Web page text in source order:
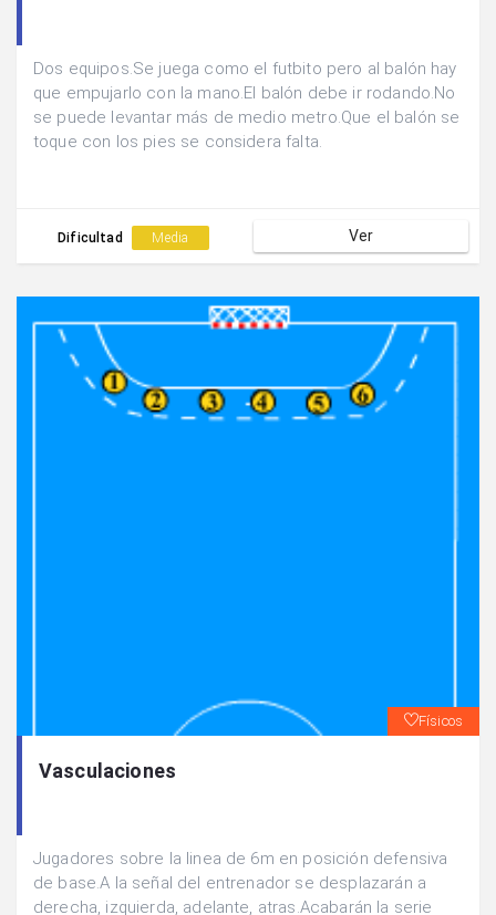
Dos equipos.Se juega como el futbito pero al balón hay
que empujarlo con la mano.El balón debe ir rodando.No
se puede levantar más de medio metro.Que el balón se
toque con los pies se considera falta.
Dificultad Media Ver
Físicos
Vasculaciones
Jugadores sobre la linea de 6m en posición defensiva
de base.A la señal del entrenador se desplazarán a
derecha, izquierda, adelante, atras.Acabarán la serie